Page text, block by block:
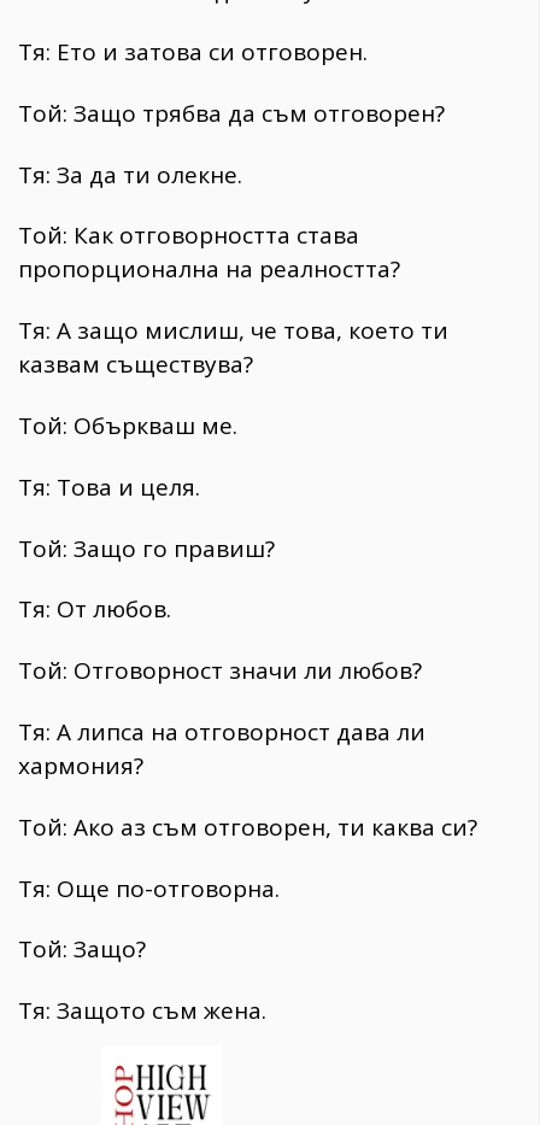
Тя: Ето и затова си отговорен.
Той: Защо трябва да съм отговорен?
Тя: За да ти олекне.
Той: Как отговорността става
пропорционална на реалността?
Тя: А защо мислиш, че това, което ти
казвам съществува?
Той: Объркваш ме.
Тя: Това и целя.
Той: Защо го правиш?
Тя: От любов.
Той: Отговорност значи ли любов?
Тя: А липса на отговорност дава ли
хармония?
Той: Ако аз съм отговорен, ти каква си?
Тя: Още по-отговорна.
Той: Защо?
Тя: Защото съм жена.